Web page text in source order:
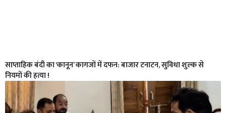
साप्ताहिक बंदी का ‘कानून’ कागजों में दफन: बाजार टनाटन, सुविधा शुल्क से
नियमों की हत्या !